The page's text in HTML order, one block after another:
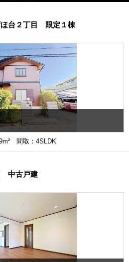
台２丁目 限定１棟
間取：4SLDK
中古戸建